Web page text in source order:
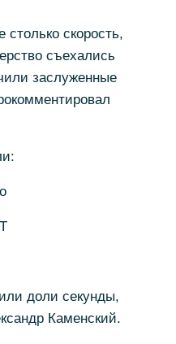
скорость,
съехались
заслуженные
доли секунды,
Каменский.